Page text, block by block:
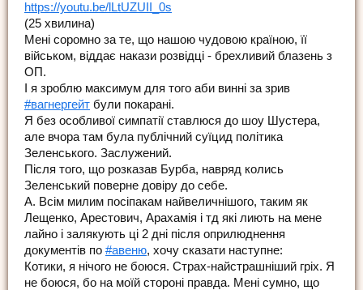
https://youtu.be/lLtUZUII_0s
(25 хвилина)
Мені соромно за те, що нашою чудовою країною, її
військом, віддає накази розвідці - брехливий блазень з
ОП.
І я зроблю максимум для того аби винні за зрив
#вагнергейт були покарані.
Я без особливої симпатії ставлюся до шоу Шустера,
але вчора там була публічний суїцид політика
Зеленського. Заслужений.
Після того, що розказав Бурба, навряд колись
Зеленський поверне довіру до себе.
А. Всім милим посіпакам найвеличнішого, таким як
Лещенко, Арестович, Арахамія і тд які лиють на мене
лайно і залякують ці 2 дні після оприлюднення
документів по #авеню, хочу сказати наступне:
Котики, я нічого не боюся. Страх-найстрашніший гріх. Я
не боюся, бо на моїй стороні правда. Мені сумно, що